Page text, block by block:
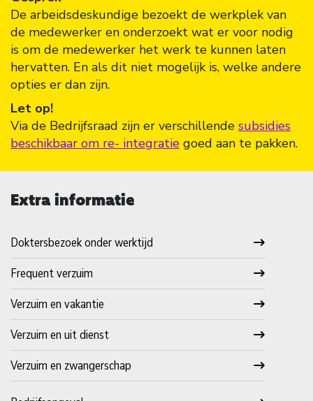
De arbeidsdeskundige bezoekt de werkplek van
de medewerker en onderzoekt wat er voor nodig
is om de medewerker het werk te kunnen laten
hervatten. En als dit niet mogelijk is, welke andere
opties er dan zijn.
Let op!
Via de Bedrijfsraad zijn er verschillende subsidies
beschikbaar om re- integratie goed aan te pakken.
Extra informatie
Doktersbezoek onder werktijd
Frequent verzuim
Verzuim en vakantie
Verzuim en uit dienst
Verzuim en zwangerschap